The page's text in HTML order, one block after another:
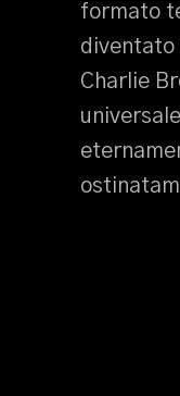
formato
diventato
Charlie